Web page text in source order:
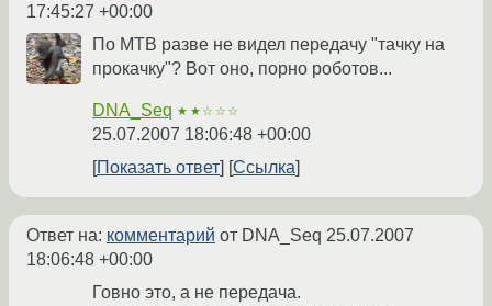
17:45:27 +00:00
По МТВ разве не видел передачу "тачку на
прокачку"? Вот оно, порно роботов...
DNA_Seq ★★☆☆☆
25.07.2007 18:06:48 +00:00
Показать ответ
Ссылка
Ответ на: комментарий от DNA_Seq 25.07.2007
18:06:48 +00:00
Говно это, а не передача.